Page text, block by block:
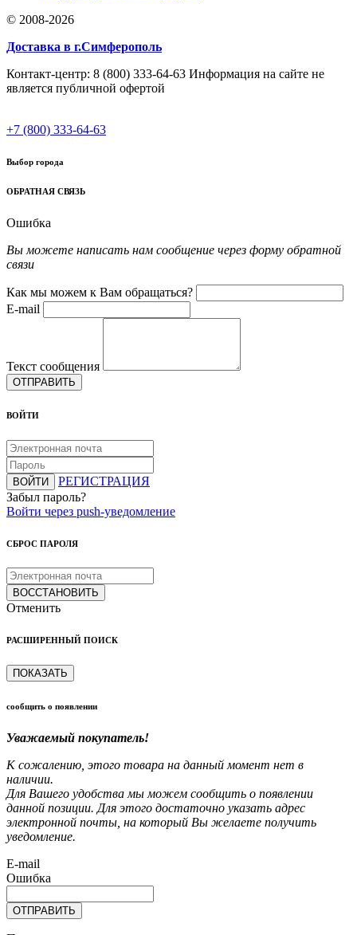
© 2008-2026
Доставка в г.Симферополь
Контакт-центр: 8 (800) 333-64-63 Информация на сайте не
является публичной офертой
+7 (800) 333-64-63
Выбор города
ОБРАТНАЯ СВЯЗЬ
Ошибка
Вы можете написать нам сообщение через форму обратной
связи
Как мы можем к Вам обращаться?
E-mail
Текст сообщения
ОТПРАВИТЬ
ВОЙТИ
ВОЙТИ
РЕГИСТРАЦИЯ
Забыл пароль?
Войти через push-уведомление
СБРОС ПАРОЛЯ
ВОССТАНОВИТЬ
Отменить
РАСШИРЕННЫЙ ПОИСК
ПОКАЗАТЬ
сообщить о появлении
Уважаемый покупатель!
К сожалению, этого товара на данный момент нет в
наличии.
Для Вашего удобства мы можем сообщить о появлении
данной позиции. Для этого достаточно указать адрес
электронной почты, на который Вы желаете получить
уведомление.
E-mail
Ошибка
ОТПРАВИТЬ